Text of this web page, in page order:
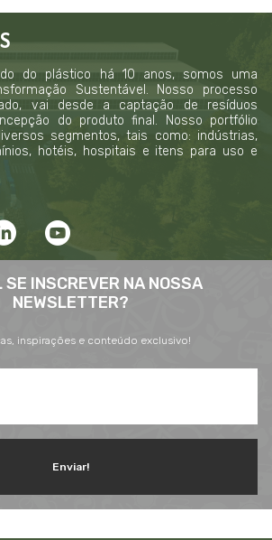
do plástico há 10 anos, somos uma
Sustentável. Nosso processo
vai desde a captação de resíduos
do produto final. Nosso portfólio
segmentos, tais como: indústrias,
hotéis, hospitais e itens para uso e
SE INSCREVER NA NOSSA
NEWSLETTER?
inspirações e conteúdo exclusivo!
Enviar!